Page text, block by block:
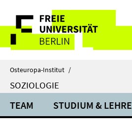
direkt
Inhalt
Service-
Navigation
Osteuropa-Institut /
SOZIOLOGIE
TEAM STUDIUM & LEHRE